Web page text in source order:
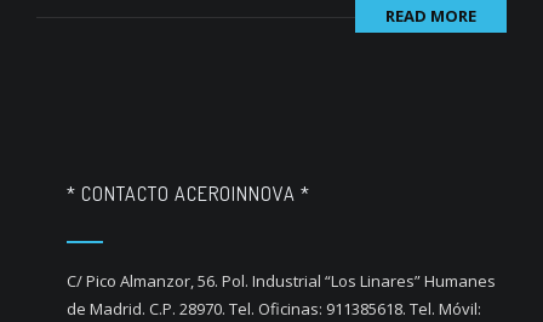
READ MORE
* CONTACTO ACEROINNOVA *
C/ Pico Almanzor, 56. Pol. Industrial “Los Linares” Humanes
de Madrid. C.P. 28970. Tel. Oficinas: 911385618. Tel. Móvil: